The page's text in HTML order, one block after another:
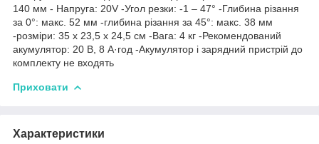
140 мм - Напруга: 20V -Угол резки: -1 – 47° -Глибина різання
за 0°: макс. 52 мм -глибина різання за 45°: макс. 38 мм
-розміри: 35 х 23,5 х 24,5 см -Вага: 4 кг -Рекомендований
акумулятор: 20 В, 8 А·год -Акумулятор і зарядний пристрій до
комплекту не входять
Приховати
Характеристики